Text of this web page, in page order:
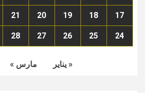
17
18
19
20
21
24
25
26
27
28
« يناير مارس »